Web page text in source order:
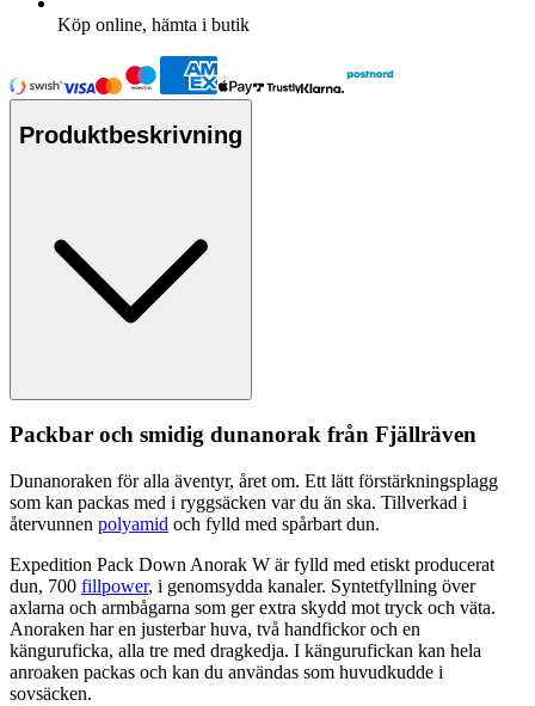
Köp online, hämta i butik
Produktbeskrivning
Packbar och smidig dunanorak från Fjällräven
Dunanoraken för alla äventyr, året om. Ett lätt förstärkningsplagg
som kan packas med i ryggsäcken var du än ska. Tillverkad i
återvunnen polyamid och fylld med spårbart dun.
Expedition Pack Down Anorak W är fylld med etiskt producerat
dun, 700 fillpower, i genomsydda kanaler. Syntetfyllning över
axlarna och armbågarna som ger extra skydd mot tryck och väta.
Anoraken har en justerbar huva, två handfickor och en
känguruficka, alla tre med dragkedja. I kängurufickan kan hela
anroaken packas och kan du användas som huvudkudde i
sovsäcken.